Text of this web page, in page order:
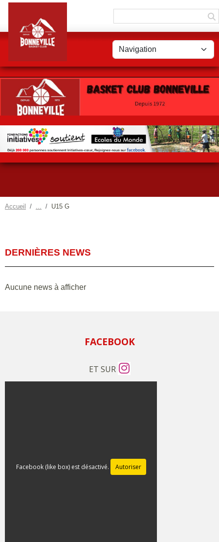
Accueil U15 G
DERNIÈRES NEWS
Aucune news à afficher
FACEBOOK
ET SUR
Facebook (like box) est désactivé. Autoriser